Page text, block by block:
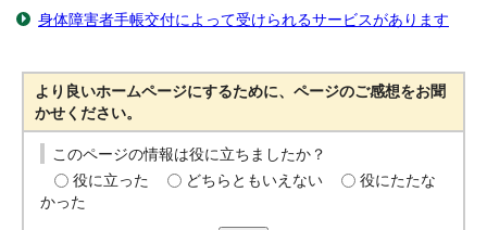
身体障害者手帳交付によって受けられるサービスがあります
より良いホームページにするために、ページのご感想をお聞
かせください。
このページの情報は役に立ちましたか？
役に立った
どちらともいえない
役にたたな
かった